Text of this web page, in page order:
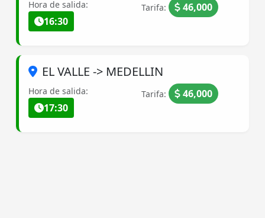
Hora de salida:
16:30
Tarifa: 46,000
EL VALLE -> MEDELLIN
Hora de salida:
17:30
Tarifa: 46,000